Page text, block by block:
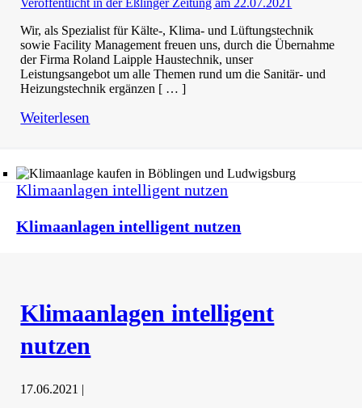
Veröffentlicht in der Eßlinger Zeitung am 22.07.2021
Wir, als Spezialist für Kälte-, Klima- und Lüftungstechnik
sowie Facility Management freuen uns, durch die Übernahme
der Firma Roland Laipple Haustechnik, unser
Leistungsangebot um alle Themen rund um die Sanitär- und
Heizungstechnik ergänzen [ … ]
Weiterlesen
Klimaanlagen intelligent nutzen
Klimaanlagen intelligent nutzen
Klimaanlagen intelligent
nutzen
17.06.2021 |